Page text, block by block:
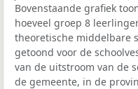
Bovenstaande grafiek
hoeveel groep 8
theoretische middelbare
getoond voor de
van de uitstroom van de
de gemeente, in de